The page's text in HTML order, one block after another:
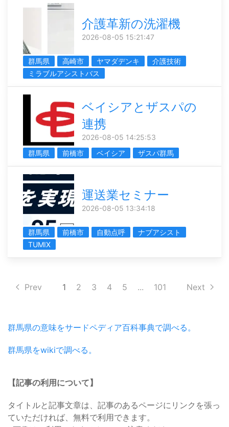
介護革新の洗濯機
2026-08-05 15:21:47
群馬県 高崎市 ヤマダデンキ
介護技術
ミラブルアシストバス
ベイシアとザスパの
連携
2026-08-05 14:25:53
群馬県
前橋市 ベイシア ザスパ群馬
運送業セミナー
2026-08-05 13:34:18
群馬県 前橋市 自動点呼
ナブアシスト
TUMIX
Prev 1 2 3 4 5 ... 101 Next
群馬県の意味をサードペディア百科事典で調べる。
群馬県をwikiで調べる。
【記事の利用について】
タイトルと記事文章は、記事のあるページにリンクを張っ
ていただければ、無料で利用できます。